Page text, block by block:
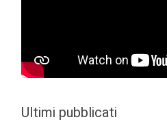
Ultimi pubblicati